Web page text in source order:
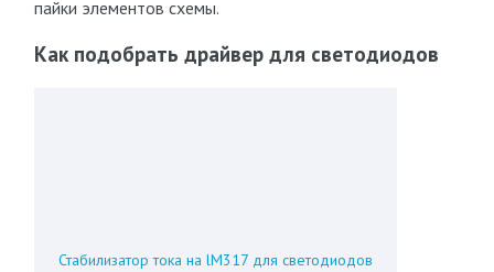
пайки элементов схемы.
Как подобрать драйвер для светодиодов
Стабилизатор тока на lM317 для светодиодов